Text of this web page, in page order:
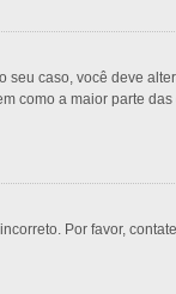
caso, você deve
como a maior parte
Por favor,